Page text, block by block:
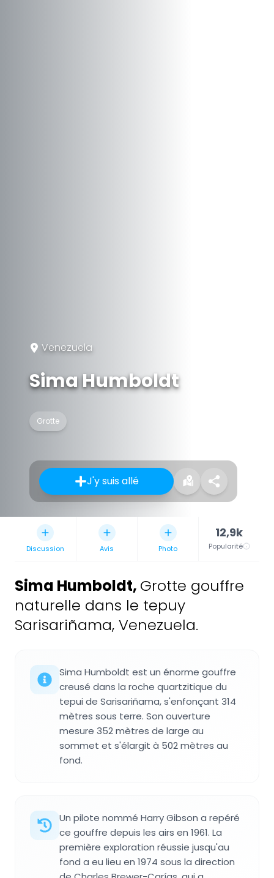
Venezuela
Sima Humboldt
Grotte
J'y suis allé
Discussion Avis Photo
12,9k
Popularité
Sima Humboldt, Grotte gouffre
naturelle dans le tepuy
Sarisariñama, Venezuela.
Sima Humboldt est un énorme gouffre
creusé dans la roche quartzitique du
tepui de Sarisariñama, s'enfonçant 314
mètres sous terre. Son ouverture
mesure 352 mètres de large au
sommet et s'élargit à 502 mètres au
fond.
Un pilote nommé Harry Gibson a repéré
ce gouffre depuis les airs en 1961. La
première exploration réussie jusqu'au
fond a eu lieu en 1974 sous la direction